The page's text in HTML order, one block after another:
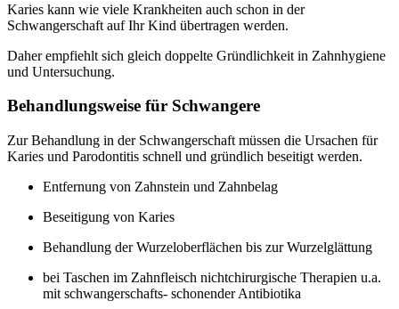
Karies kann wie viele Krankheiten auch schon in der
Schwangerschaft auf Ihr Kind übertragen werden.
Daher empfiehlt sich gleich doppelte Gründlichkeit in Zahnhygiene
und Untersuchung.
Behandlungsweise für Schwangere
Zur Behandlung in der Schwangerschaft müssen die Ursachen für
Karies und Parodontitis schnell und gründlich beseitigt werden.
Entfernung von Zahnstein und Zahnbelag
Beseitigung von Karies
Behandlung der Wurzeloberflächen bis zur Wurzelglättung
bei Taschen im Zahnfleisch nichtchirurgische Therapien u.a.
mit schwangerschafts- schonender Antibiotika